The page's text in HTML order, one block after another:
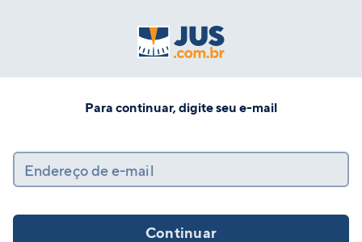
Para continuar, digite seu e-mail
Endereço de e-mail
Continuar